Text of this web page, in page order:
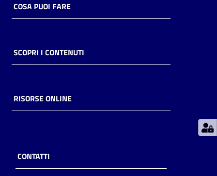
Archivio
Decentrate
lettura
COSA PUOI FARE
SCOPRI I CONTENUTI
RISORSE ONLINE
CONTATTI